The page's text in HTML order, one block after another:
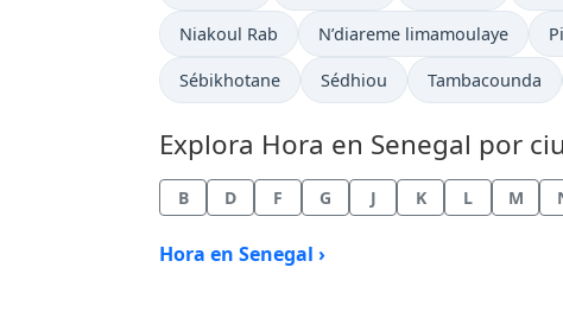
Hora actual en
Niakoul Rab Hora actual en
N’diareme limamoulaye
Hora actual en
Sébikhotane Hora actual en
Sédhiou Hora actual en
Tambacounda
Explora Hora en Senegal por
B D F G J K L M
Hora en Senegal ›